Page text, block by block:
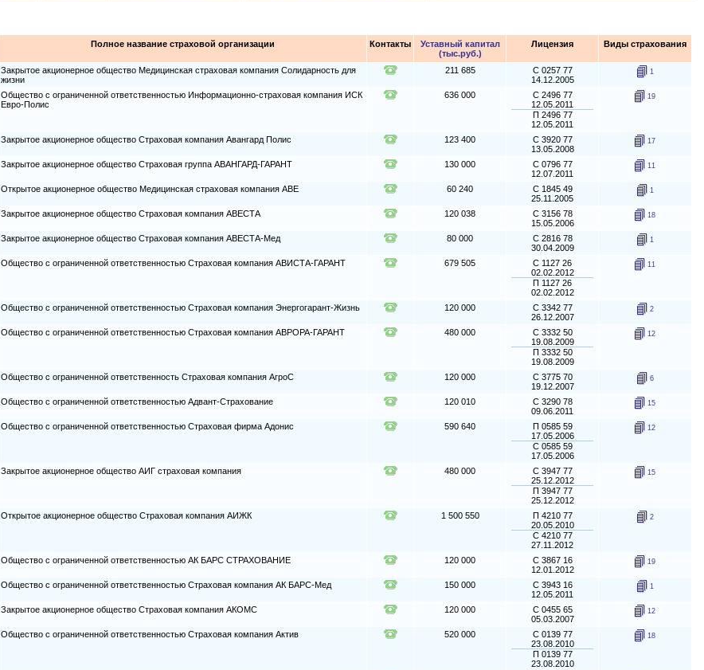
Полное название страховой организации Контакты
Уставный капитал
(тыс.руб.)
Лицензия Виды страхования
Закрытое акционерное общество Медицинская страховая компания Солидарность для
жизни
211 685
С 0257 77
14.12.2005
1
Общество с ограниченной ответственностью Информационно-страховая компания ИСК
Евро-Полис
636 000
С 2496 77
12.05.2011
П 2496 77
12.05.2011
19
Закрытое акционерное общество Страховая компания Авангард Полис 123 400
С 3920 77
13.05.2008
17
Закрытое акционерное общество Страховая группа АВАНГАРД-ГАРАНТ 130 000
С 0796 77
12.07.2011
11
Открытое акционерное общество Медицинская страховая компания AВЕ 60 240
С 1845 49
25.11.2005
1
Закрытое акционерное общество Страховая компания АВЕСТА 120 038
С 3156 78
15.05.2006
18
Закрытое акционерное общество Страховая компания АВЕСТА-Мед 80 000
С 2816 78
30.04.2009
1
Общество с ограниченной ответственностью Страховая компания АВИСТА-ГАРАНТ 679 505
С 1127 26
02.02.2012
П 1127 26
02.02.2012
11
Общество с ограниченной ответственностью Страховая компания Энергогарант-Жизнь 120 000
С 3342 77
26.12.2007
2
Общество с ограниченной ответственностью Страховая компания АВРОРА-ГАРАНТ 480 000
С 3332 50
19.08.2009
П 3332 50
19.08.2009
12
Общество с ограниченной ответственность Страховая компания АгроС 120 000
С 3775 70
19.12.2007
6
Общество с ограниченной ответственностью Адвант-Страхование 120 010
С 3290 78
09.06.2011
15
Общество с ограниченной ответственностью Страховая фирма Адонис 590 640
П 0585 59
17.05.2006
С 0585 59
17.05.2006
12
Закрытое акционерное общество АИГ страховая компания 480 000
С 3947 77
25.12.2012
П 3947 77
25.12.2012
15
Открытое акционерное общество Страховая компания АИЖК 1 500 550
П 4210 77
20.05.2010
С 4210 77
27.11.2012
2
Общество с ограниченной ответственностью АК БАРС СТРАХОВАНИЕ 120 000
С 3867 16
12.01.2012
19
Общество с ограниченной ответственностью Страховая компания АК БАРС-Мед 150 000
С 3943 16
12.05.2011
1
Закрытое акционерное общество Страховая компания АКОМС 120 000
С 0455 65
05.03.2007
12
Общество с ограниченной ответственностью Страховая компания Актив 520 000
С 0139 77
23.08.2010
П 0139 77
23.08.2010
18